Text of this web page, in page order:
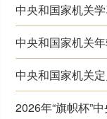
中央和国家机关
中央和国家机关
2026年“旗帜杯”